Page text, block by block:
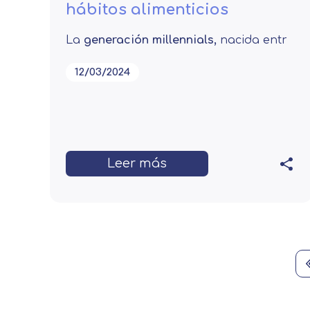
hábitos alimenticios
La generación millennials, nacida entr
12/03/2024
Leer más
Centro de
Utilizamos cookies propias y de
análisis de tus hábitos de
funcionamiento de las distintas
Puede obtener más información
Después de aceptar, no